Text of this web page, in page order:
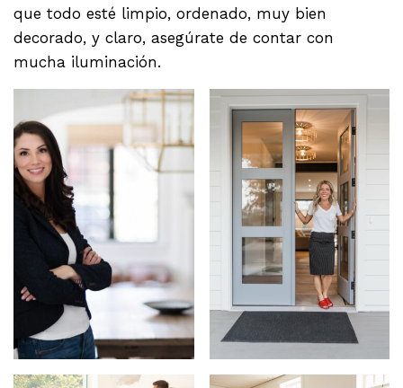
que todo esté limpio, ordenado, muy bien
decorado, y claro, asegúrate de contar con
mucha iluminación.